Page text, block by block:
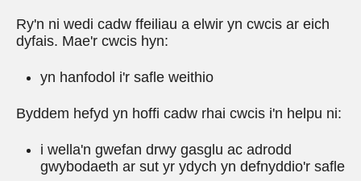
Ry'n ni wedi cadw ffeiliau a elwir yn cwcis ar eich
dyfais. Mae'r cwcis hyn:
yn hanfodol i'r safle weithio
Byddem hefyd yn hoffi cadw rhai cwcis i'n helpu ni:
i wella'n gwefan drwy gasglu ac adrodd
gwybodaeth ar sut yr ydych yn defnyddio'r safle